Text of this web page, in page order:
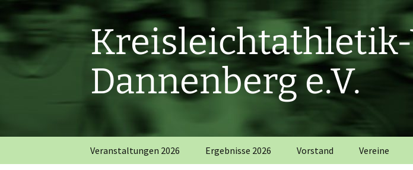
springen
Dannenberg e.V.
Veranstaltungen 2026 Ergebnisse 2026 Vorstand Vereine